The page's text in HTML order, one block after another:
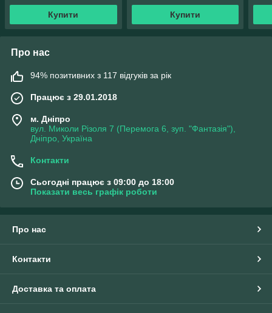
Купити Купити
Про нас
94% позитивних з 117 відгуків за рік
Працює з 29.01.2018
м. Дніпро
вул. Миколи Різоля 7 (Перемога 6, зуп. "Фантазія"),
Дніпро, Україна
Контакти
Сьогодні працює з 09:00 до 18:00
Показати весь графік роботи
Про нас
Контакти
Доставка та оплата